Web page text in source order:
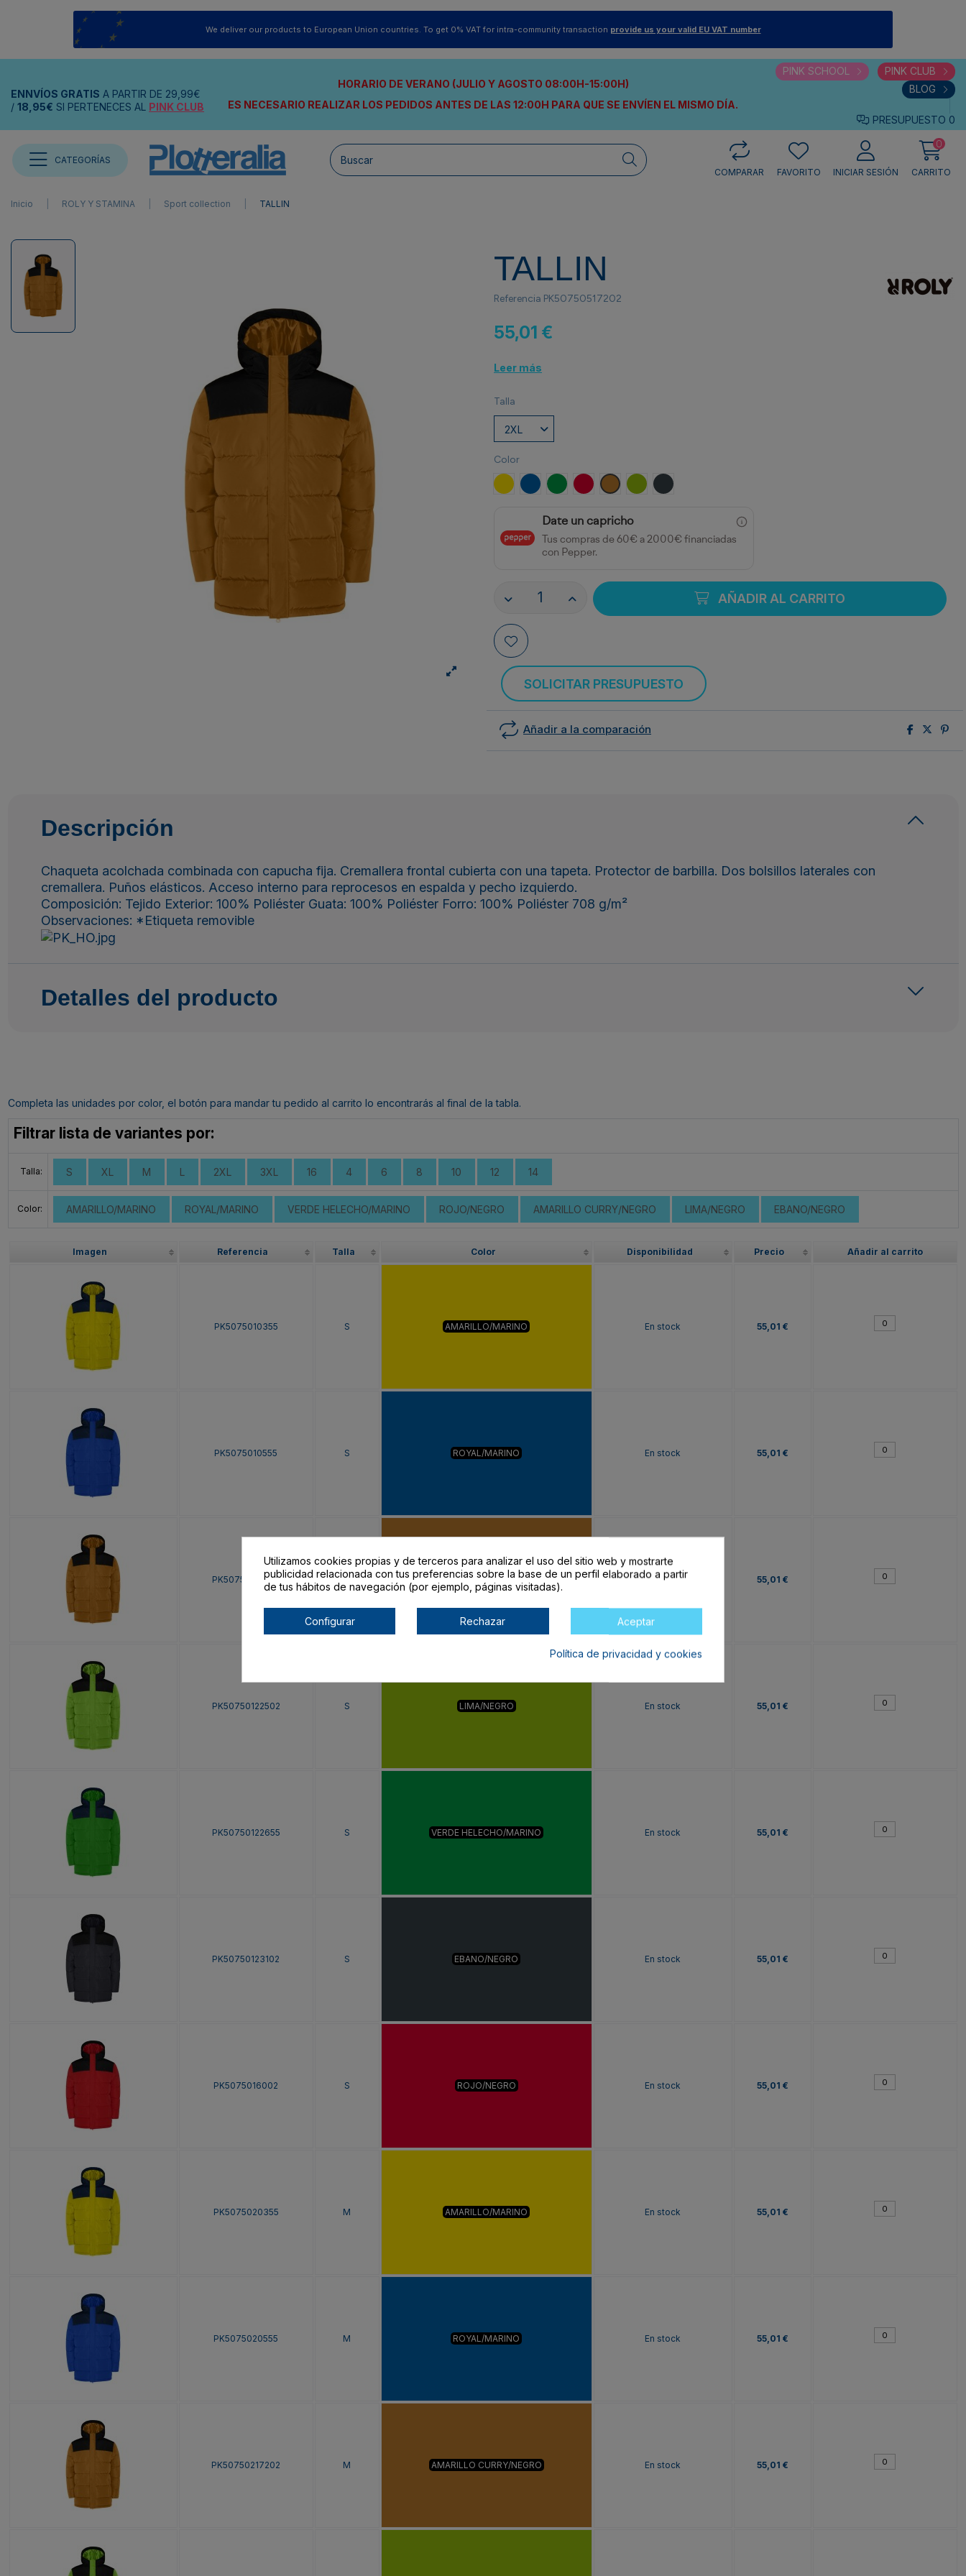
We deliver our products to European Union countries. To get 0% VAT for intra-community transaction provide us your valid EU VAT number
ENNVÍOS GRATIS A PARTIR DE 29,99€
/ 18,95€ SI PERTENECES AL PINK CLUB
HORARIO DE VERANO (JULIO Y AGOSTO 08:00H-15:00H)
ES NECESARIO REALIZAR LOS PEDIDOS ANTES DE LAS 12:00H PARA QUE SE ENVÍEN EL MISMO DÍA.
PINK SCHOOL
PINK CLUB
BLOG
PRESUPUESTO 0
CATEGORÍAS
COMPARAR
FAVORITO INICIAR SESIÓN
0
CARRITO
Inicio ROLY Y STAMINA Sport collection TALLIN
TALLIN
Referencia PK50750517202
55,01 €
Leer más
Talla
Color
AMARILLO/MARINO
ROYAL/MARINO
VERDE HELECHO/MARINO
ROJO/NEGRO
AMARILLO CURRY/NEGRO
LIMA/NEGROEBANO/NEGRO
Date un capricho
Tus compras de 60€ a 2000€ financiadas
con Pepper.
AÑADIR AL CARRITO
SOLICITAR PRESUPUESTO
Añadir a la comparación
Descripción
Chaqueta acolchada combinada con capucha fija. Cremallera frontal cubierta con una tapeta. Protector de barbilla. Dos bolsillos laterales con
cremallera. Puños elásticos. Acceso interno para reprocesos en espalda y pecho izquierdo.
Composición: Tejido Exterior: 100% Poliéster Guata: 100% Poliéster Forro: 100% Poliéster 708 g/m²
Observaciones: *Etiqueta removible
Detalles del producto
Completa las unidades por color, el botón para mandar tu pedido al carrito lo encontrarás al final de la tabla.
Filtrar lista de variantes por:
Talla: S XL M L 2XL 3XL 16 4 6 8 10 12 14
Color: AMARILLO/MARINO ROYAL/MARINO VERDE HELECHO/MARINO ROJO/NEGRO AMARILLO CURRY/NEGRO LIMA/NEGRO EBANO/NEGRO
Imagen Referencia Talla Color Disponibilidad Precio Añadir al carrito
PK5075010355 S AMARILLO/MARINO En stock 55,01 €
PK5075010555 S ROYAL/MARINO En stock 55,01 €
PK50750117202 S AMARILLO CURRY/NEGRO En stock 55,01 €
PK50750122502 S LIMA/NEGRO En stock 55,01 €
PK50750122655 S VERDE HELECHO/MARINO En stock 55,01 €
PK50750123102 S EBANO/NEGRO En stock 55,01 €
PK5075016002 S ROJO/NEGRO En stock 55,01 €
PK5075020355 M AMARILLO/MARINO En stock 55,01 €
PK5075020555 M ROYAL/MARINO En stock 55,01 €
PK50750217202 M AMARILLO CURRY/NEGRO En stock 55,01 €
Utilizamos cookies propias y de terceros para analizar el uso del sitio web y mostrarte
publicidad relacionada con tus preferencias sobre la base de un perfil elaborado a partir
de tus hábitos de navegación (por ejemplo, páginas visitadas).
Configurar Rechazar Aceptar
Política de privacidad y cookies